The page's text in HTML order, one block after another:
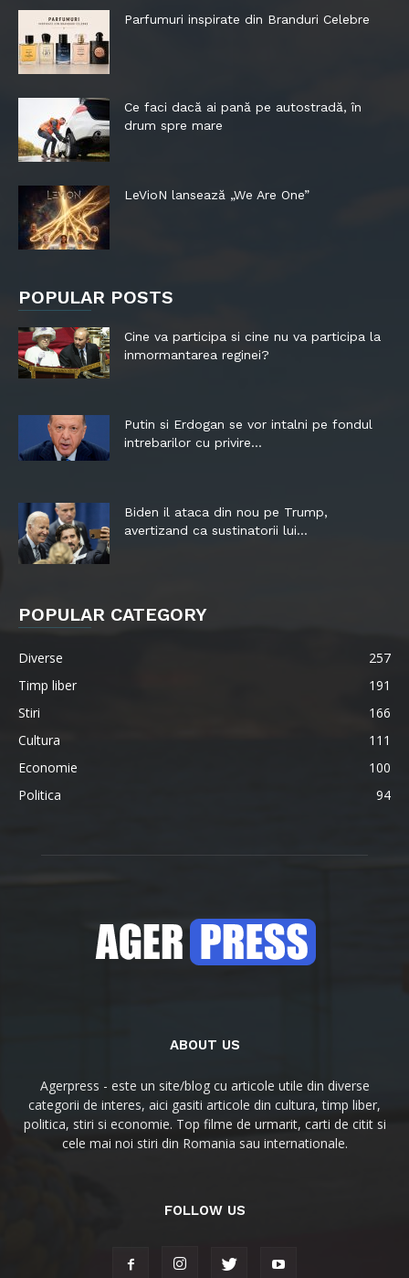
Parfumuri inspirate din Branduri Celebre
Ce faci dacă ai pană pe autostradă, în
drum spre mare
LeVioN lansează „We Are One”
POPULAR POSTS
Cine va participa si cine nu va participa la
inmormantarea reginei?
Putin si Erdogan se vor intalni pe fondul
intrebarilor cu privire...
Biden il ataca din nou pe Trump,
avertizand ca sustinatorii lui...
POPULAR CATEGORY
Diverse
257
Timp liber
191
Stiri
166
Cultura
111
Economie
100
Politica
94
ABOUT US
Agerpress - este un site/blog cu articole utile din diverse
categorii de interes, aici gasiti articole din cultura, timp liber,
politica, stiri si economie. Top filme de urmarit, carti de citit si
cele mai noi stiri din Romania sau internationale.
FOLLOW US